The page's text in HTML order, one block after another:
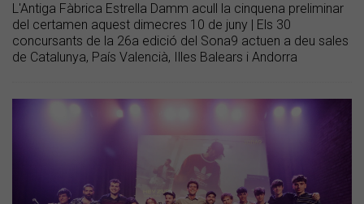
L'Antiga Fàbrica Estrella Damm acull la cinquena preliminar
del certamen aquest dimecres 10 de juny | Els 30
concursants de la 26a edició del Sona9 actuen a deu sales
de Catalunya, País Valencià, Illes Balears i Andorra